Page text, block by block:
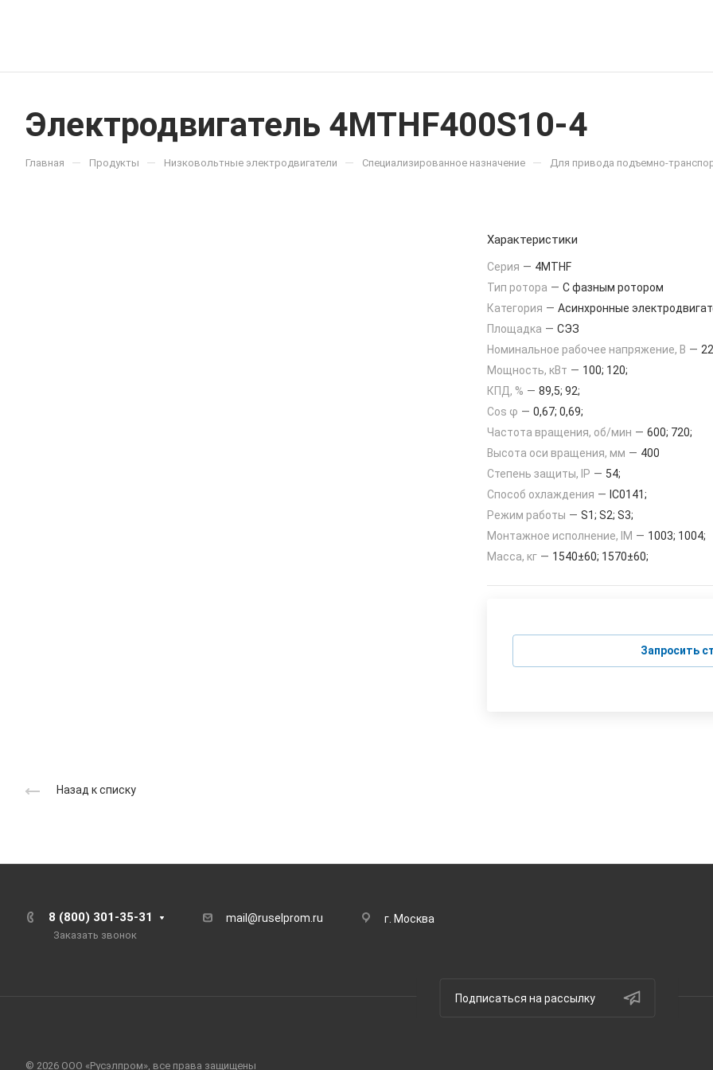
Электродвигатель 4MTHF400S10-4
Главная — Продукты — Низковольтные электродвигатели — Специализированное назначение — Для привода подъемно-
Характеристики
Серия — 4MTHF
Тип ротора — С фазным ротором
Категория — Асинхронные
Площадка — СЭЗ
Номинальное рабочее напряжение, В —
Мощность, кВт — 100; 120;
КПД, % — 89,5; 92;
Cos φ — 0,67; 0,69;
Частота вращения, об/мин — 600; 720;
Высота оси вращения, мм — 400
Степень защиты, IP — 54;
Способ охлаждения — IC0141;
Режим работы — S1; S2; S3;
Монтажное исполнение, IM — 1003; 1004;
Масса, кг — 1540±60; 1570±60;
Запросить
Назад к списку
8 (800) 301-35-31
Заказать звонок
mail@ruselprom.ru г. Москва
© 2026 ООО «Русэлпром», все права защищены
Подписаться на рассылку